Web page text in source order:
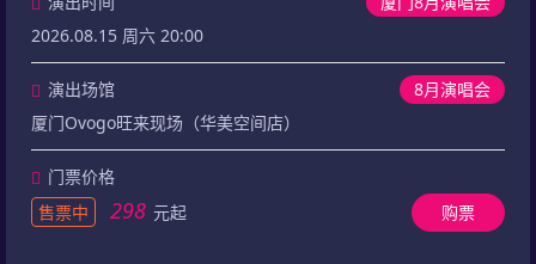
2026.08.15 周六 20:00
8月演唱会
演出场馆
厦门Ovogo旺来现场（华美空间店）
门票价格
售票中
298 元起 购票